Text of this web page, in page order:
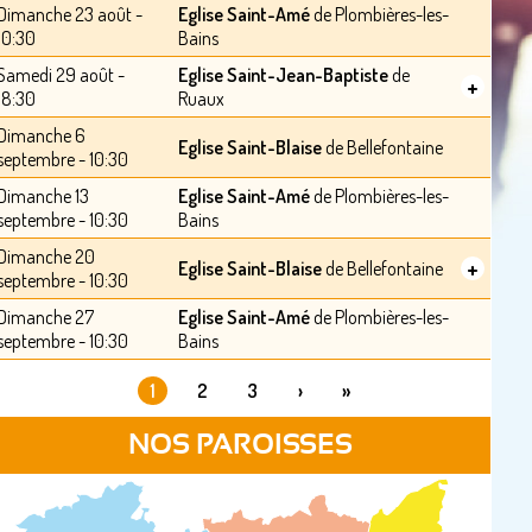
23 août -
Eglise Saint-Améde Plombières-les-
Bains
29 août -
Eglise Saint-Jean-Baptistede
Ruaux
+
6
- 10:30
Eglise Saint-Blaisede Bellefontaine
13
- 10:30
Eglise Saint-Améde Plombières-les-
Bains
20
- 10:30
Eglise Saint-Blaisede Bellefontaine +
27
- 10:30
Eglise Saint-Améde Plombières-les-
Bains
1 2 3 › »
NOS PAROISSES